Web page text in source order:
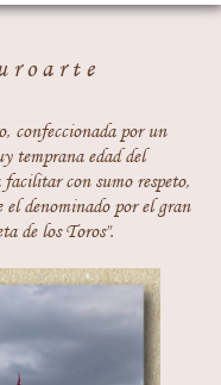
confeccionada por un
temprana edad del
con sumo respeto,
denominado por el gran
de los Toros".